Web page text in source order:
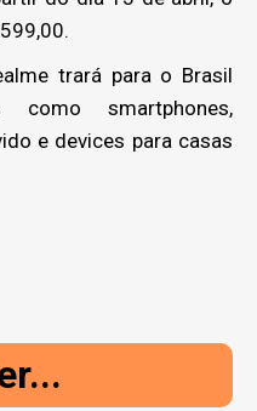
trará para o Brasil
smartphones,
e devices para casas